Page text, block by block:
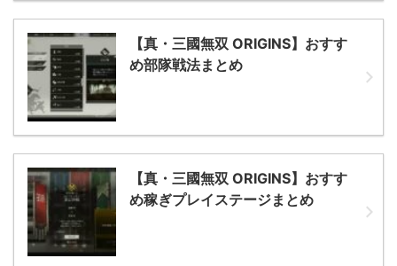
【真・三國無双 ORIGINS】おすす
め部隊戦法まとめ
【真・三國無双 ORIGINS】おすす
め稼ぎプレイステージまとめ